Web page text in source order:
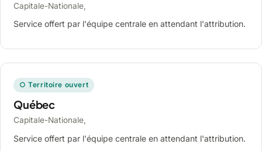
Capitale-Nationale,
Service offert par l'équipe centrale en attendant l'attribution.
○ Territoire ouvert
Québec
Capitale-Nationale,
Service offert par l'équipe centrale en attendant l'attribution.